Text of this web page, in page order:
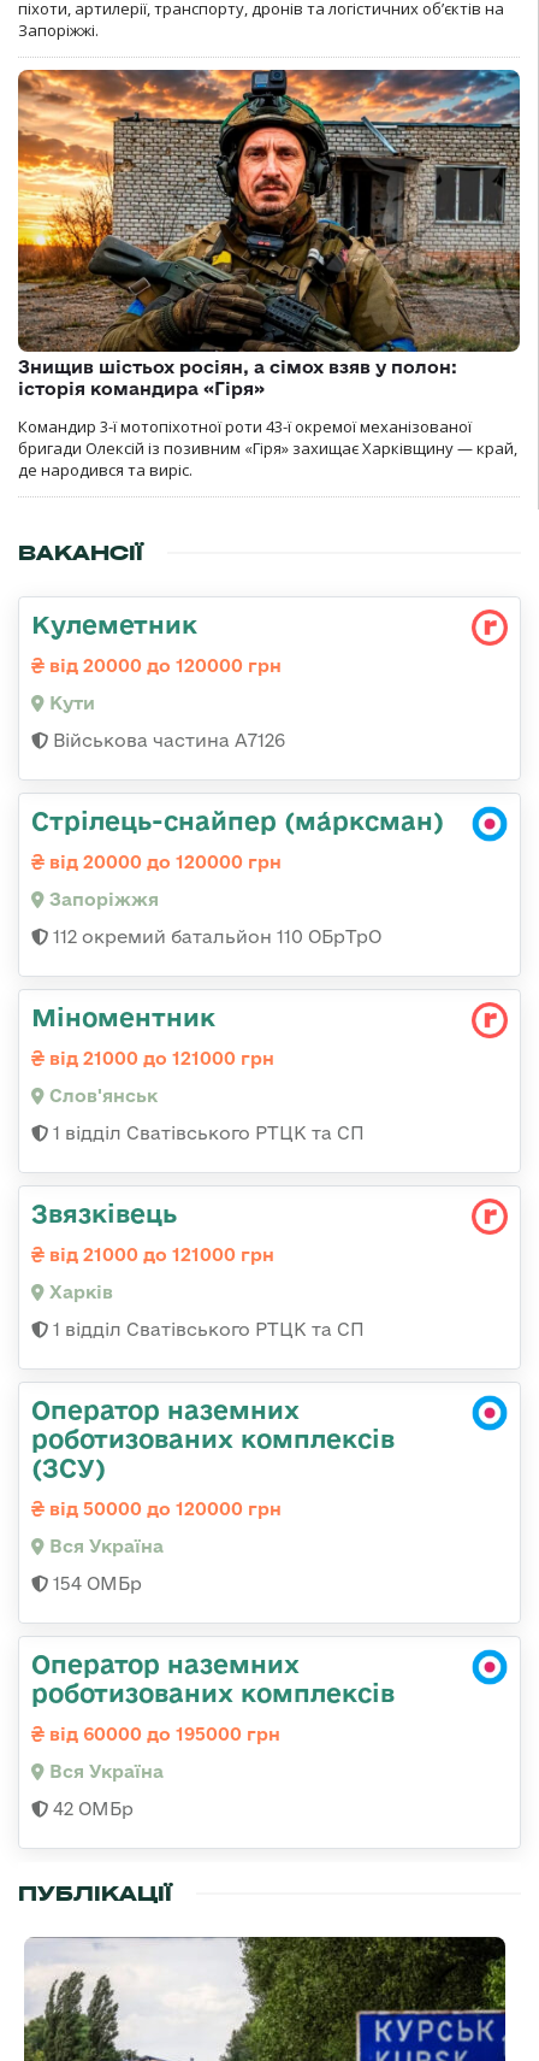
піхоти, артилерії, транспорту, дронів та логістичних об’єктів на
Запоріжжі.
Знищив шістьох росіян, а сімох взяв у полон:
історія командира «Гіря»
Командир 3-ї мотопіхотної роти 43-ї окремої механізованої
бригади Олексій із позивним «Гіря» захищає Харківщину — край,
де народився та виріс.
ВАКАНСІЇ
Кулеметник
від 20000 до 120000 грн
Кути
Військова частина А7126
Стрілець-снайпер (ма́рксман)
від 20000 до 120000 грн
Запоріжжя
112 окремий батальйон 110 ОБрТрО
Міноментник
від 21000 до 121000 грн
Слов'янськ
1 відділ Сватівського РТЦК та СП
Звязківець
від 21000 до 121000 грн
Харків
1 відділ Сватівського РТЦК та СП
Оператор наземних
роботизованих комплексів
(ЗСУ)
від 50000 до 120000 грн
Вся Україна
154 ОМБр
Оператор наземних
роботизованих комплексів
від 60000 до 195000 грн
Вся Україна
42 ОМБр
ПУБЛІКАЦІЇ